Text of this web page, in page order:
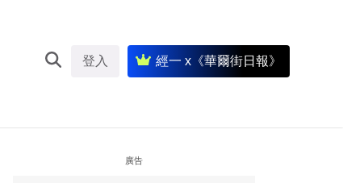
登入 經一 x《華爾街日報》
廣告